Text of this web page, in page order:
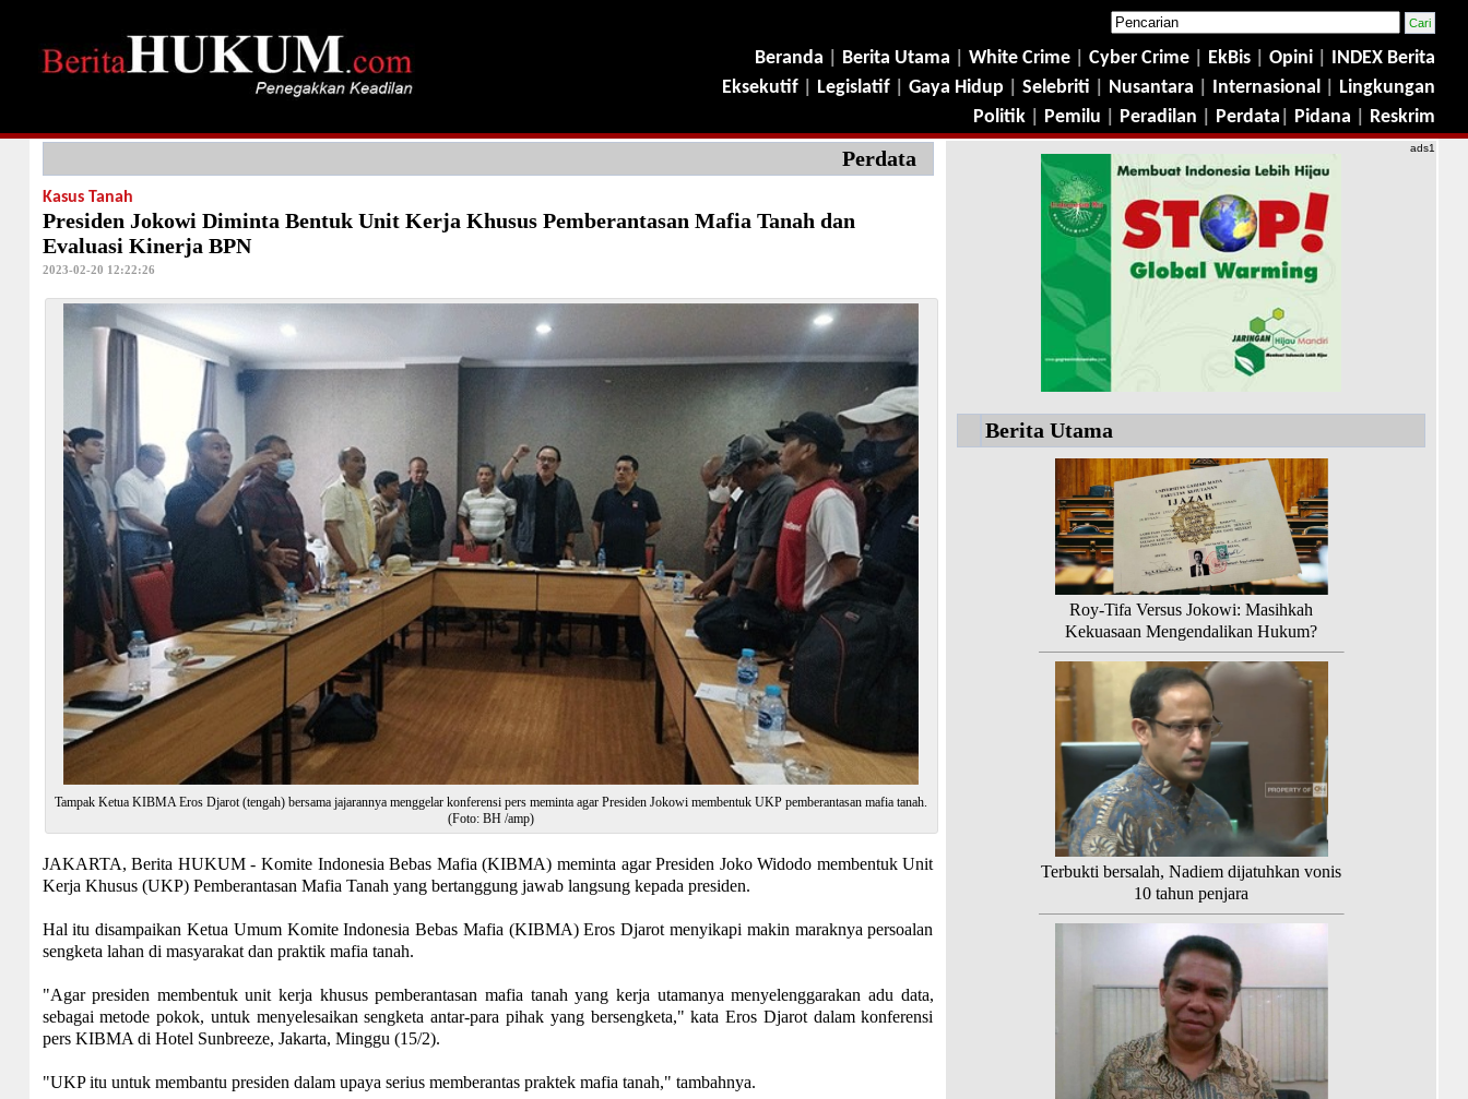
Beranda Berita Utama White Crime Cyber Crime EkBis Opini
INDEX Berita
Eksekutif
Legislatif Gaya Hidup Selebriti Nusantara Internasional
Lingkungan
Politik
Pemilu Peradilan Perdata Pidana Reskrim
Perdata
Kasus Tanah
Presiden Jokowi Diminta Bentuk Unit Kerja Khusus Pemberantasan Mafia Tanah dan
Evaluasi Kinerja BPN
2023-02-20 12:22:26
Tampak Ketua KIBMA Eros Djarot (tengah) bersama jajarannya menggelar konferensi pers meminta agar Presiden Jokowi membentuk UKP pemberantasan mafia tanah.
(Foto: BH /amp)
JAKARTA, Berita HUKUM - Komite Indonesia Bebas Mafia (KIBMA) meminta agar Presiden Joko Widodo membentuk Unit
Kerja Khusus (UKP) Pemberantasan Mafia Tanah yang bertanggung jawab langsung kepada presiden.
Hal itu disampaikan Ketua Umum Komite Indonesia Bebas Mafia (KIBMA) Eros Djarot menyikapi makin maraknya persoalan
sengketa lahan di masyarakat dan praktik mafia tanah.
"Agar presiden membentuk unit kerja khusus pemberantasan mafia tanah yang kerja utamanya menyelenggarakan adu data,
sebagai metode pokok, untuk menyelesaikan sengketa antar-para pihak yang bersengketa," kata Eros Djarot dalam konferensi
pers KIBMA di Hotel Sunbreeze, Jakarta, Minggu (15/2).
"UKP itu untuk membantu presiden dalam upaya serius memberantas praktek mafia tanah," tambahnya.
ads1
Berita Utama
Roy-Tifa Versus Jokowi: Masihkah
Kekuasaan Mengendalikan Hukum?
Terbukti bersalah, Nadiem dijatuhkan vonis
10 tahun penjara